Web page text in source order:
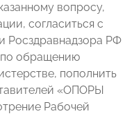
вопросу,
согласиться с
Росздравнадзора РФ
по обращению
пополнить
«ОПОРЫ
Рабочей